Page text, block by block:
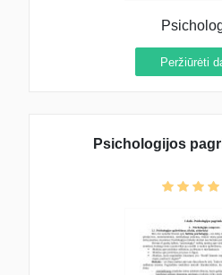
Peržiūrėti
Psichologijos